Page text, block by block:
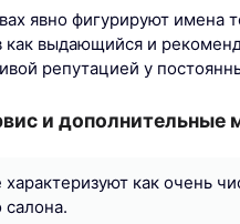
явно фигурируют имена
как выдающийся и
репутацией у
и дополнительные
как очень